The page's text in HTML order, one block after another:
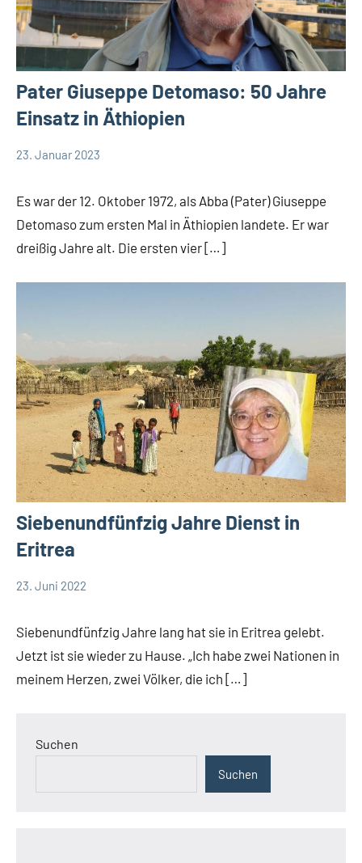
Pater Giuseppe Detomaso: 50 Jahre
Einsatz in Äthiopien
23. Januar 2023
Es war der 12. Oktober 1972, als Abba (Pater) Giuseppe
Detomaso zum ersten Mal in Äthiopien landete. Er war
dreißig Jahre alt. Die ersten vier […]
Siebenundfünfzig Jahre Dienst in
Eritrea
Missionsschwestern
23. Juni 2022
Siebenundfünfzig Jahre lang hat sie in Eritrea gelebt.
Jetzt ist sie wieder zu Hause. „Ich habe zwei Nationen in
meinem Herzen, zwei Völker, die ich […]
Suchen
Suchen